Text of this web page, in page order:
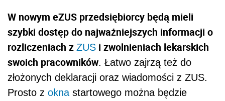
W nowym eZUS przedsiębiorcy będą mieli
szybki dostęp do najważniejszych informacji o
rozliczeniach z ZUS i zwolnieniach lekarskich
swoich pracowników. Łatwo zajrzą też do
złożonych deklaracji oraz wiadomości z ZUS.
Prosto z okna startowego można będzie